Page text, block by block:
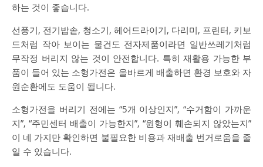
하는 것이 좋습니다.
선풍기, 전기밥솥, 청소기, 헤어드라이기, 다리미, 프린터, 키보
드처럼 작아 보이는 물건도 전자제품이라면 일반쓰레기처럼
무작정 버리지 않는 것이 안전합니다. 특히 재활용 가능한 부
품이 들어 있는 소형가전은 올바르게 배출하면 환경 보호와 자
원순환에도 도움이 됩니다.
소형가전을 버리기 전에는 “5개 이상인지”, “수거함이 가까운
지”, “주민센터 배출이 가능한지”, “원형이 훼손되지 않았는지”
이 네 가지만 확인하면 불필요한 비용과 재배출 번거로움을 줄
일 수 있습니다.